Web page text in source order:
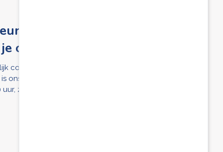
van ons onthaal staat altijd
open
contact, dat vinden we bij Famiris heel belangrijk.
ons onthaal elke werkdag doorlopend open van 8.30
uur, zonder afspraak. Kom gerust langs!